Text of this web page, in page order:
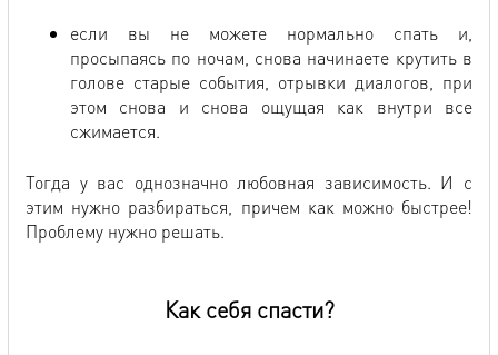
если вы не можете нормально спать и,
просыпаясь по ночам, снова начинаете крутить в
голове старые события, отрывки диалогов, при
этом снова и снова ощущая как внутри все
сжимается.
Тогда у вас однозначно любовная зависимость. И с
этим нужно разбираться, причем как можно быстрее!
Проблему нужно решать.
Как себя спасти?